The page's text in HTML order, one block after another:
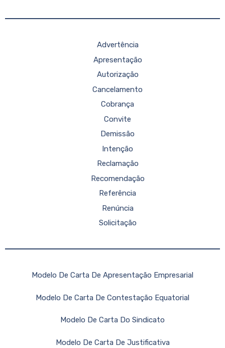
Advertência
Apresentação
Autorização
Cancelamento
Cobrança
Convite
Demissão
Intenção
Reclamação
Recomendação
Referência
Renúncia
Solicitação
Modelo De Carta De Apresentação Empresarial
Modelo De Carta De Contestação Equatorial
Modelo De Carta Do Sindicato
Modelo De Carta De Justificativa